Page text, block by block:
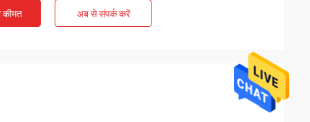
कीमत अब से संपर्क करें